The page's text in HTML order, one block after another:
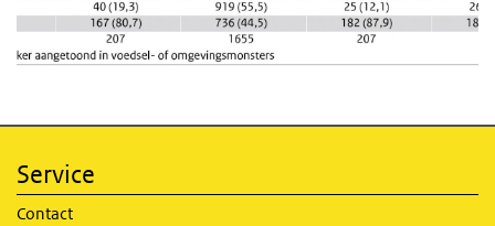
Service
Contact